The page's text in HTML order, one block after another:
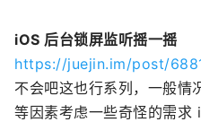
iOS 后台锁屏监听摇一摇
https://juejin.im/post/
不会吧这也行系列，一般情
等因素考虑一些奇怪的需求